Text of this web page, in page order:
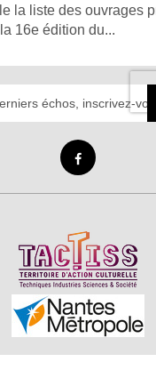
la liste des ouvrages
16e édition du...